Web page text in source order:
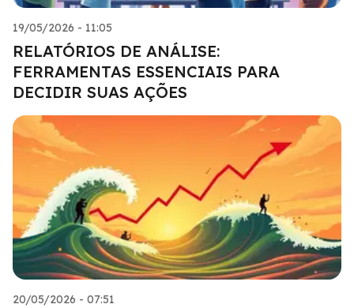
19/05/2026 - 11:05
RELATÓRIOS DE ANÁLISE:
FERRAMENTAS ESSENCIAIS PARA
DECIDIR SUAS AÇÕES
20/05/2026 - 07:51